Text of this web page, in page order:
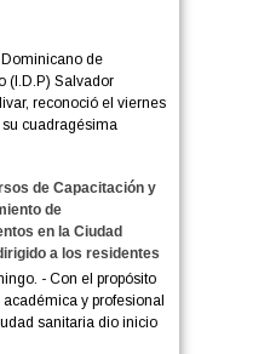
de
(I.D.P) Salvador
reconoció el viernes
cuadragésima
de Capacitación y
de
en la Ciudad
a los residentes
- Con el propósito
y profesional
sanitaria dio inicio